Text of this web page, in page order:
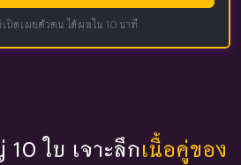
ปิดเผยตัวตน ได้ผลใน 10 นาที
ใบ เจาะลึกเนื้อคู่ของ